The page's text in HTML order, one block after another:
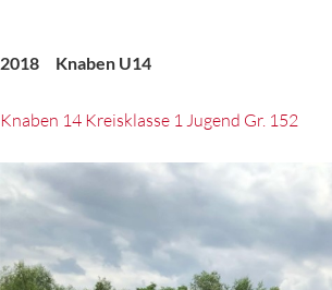
2018 Knaben U14
Knaben 14 Kreisklasse 1 Jugend Gr. 152